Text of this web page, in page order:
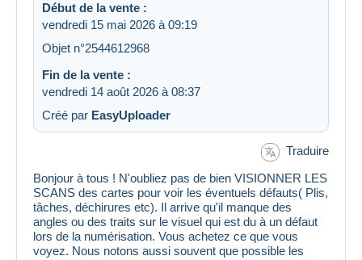
Début de la vente :
vendredi 15 mai 2026 à 09:19
Objet n°2544612968
Fin de la vente :
vendredi 14 août 2026 à 08:37
Créé par EasyUploader
Traduire
Bonjour à tous ! N'oubliez pas de bien VISIONNER LES
SCANS des cartes pour voir les éventuels défauts( Plis,
tâches, déchirures etc). Il arrive qu'il manque des
angles ou des traits sur le visuel qui est du à un défaut
lors de la numérisation. Vous achetez ce que vous
voyez. Nous notons aussi souvent que possible les